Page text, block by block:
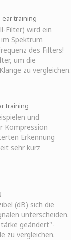
ear training
Filter) wird ein
Spektrum
des Filters!
um die
zu vergleichen.
training
und
Kompression
Erkennung
sehr kurz
(dB) sich die
unterscheiden.
geändert"-
zu vergleichen.